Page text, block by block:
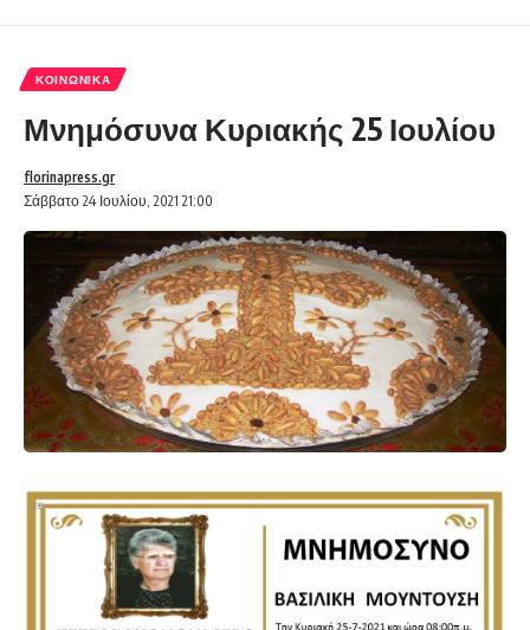
ΚΟΙΝΩΝΙΚΆ
Μνημόσυνα Κυριακής 25 Ιουλίου
Σάββατο 24 Ιουλίου, 2021 21:00
florinapress.gr